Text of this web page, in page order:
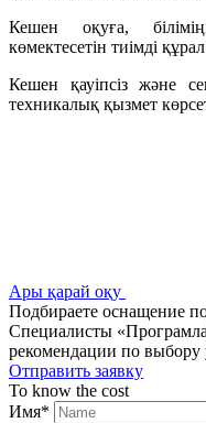
Кешен оқуға,
көмектесетін тиімді
Кешен қауіпсіз және
техникалық қызмет
Ары қарай оқу
Подбираете оснащение
Специалисты
рекомендации по выбору
Отправить заявку
To know the cost
Имя*